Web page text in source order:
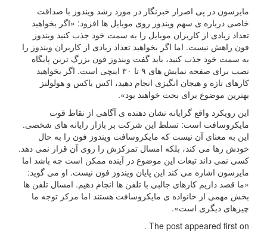
مایرسون در پی اصرار خبرنگار در مورد رشد ویندوز با صداقت
خاصی درباره ی سهم ویندوز روی موبایل ها افزود: «اگر بخواهید
تعداد زیادی از کاربران موبایل را به سمت خود جذب کنید ویندوز
فون راهش نیست. اما اگر بخواهید تعداد زیادی از کاربران ویندوز را
به سمت خود جذب کنید، باید گفت ویندوز فون بزرگ ترین پایگاه
نصب برای صفحه نمایش های ۹ تا ۳۰ اینچی است. اگر بخواهید
کارهای تازه و هیجان انگیزی انجام دهید، اکس باکس و هولولنز
بهترین موضوع برای بحث خواهند بود».
این رویکرد واقع گرایانه نشان دهنده ی آگاهی از نقاط قوت
مایکروسافت است: تسلط این شرکت بر بازار رایانه های شخصی.
این به معنای آن نیست که مایکروسافت ویندوز فون را به حال
خودش رها می کند، بلکه امسال تمرکزش را روی آن قرار نمی دهد.
کسی نمی داند تبعات این موضوع در آینده ممکن است چه باشد اما
مایرسون اشاره می کند این پایان ویندوز فون نیست. او می گوید:
«ما قصد داریم کارهای جالبی با تلفن ها انجام دهیم. امسال تلفن ها
بخش مهمی از خانواده ی مایکروسافت هستند اما مرکز توجه ما
چیزهای دیگری است».
The post appeared first on .